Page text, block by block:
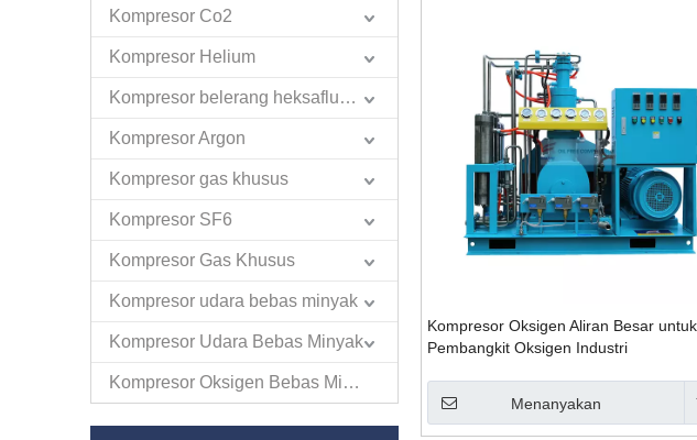
Kompresor Co2
Kompresor Helium
Kompresor belerang heksafluorida
Kompresor Argon
Kompresor gas khusus
Kompresor SF6
Kompresor Gas Khusus
Kompresor udara bebas minyak
Kompresor Udara Bebas Minyak
Kompresor Oksigen Bebas Minyak
Kompresor Oksigen Aliran Besar untuk
Pembangkit Oksigen Industri
Menanyakan